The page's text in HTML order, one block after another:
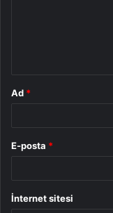
Ad *
E-posta *
İnternet sitesi